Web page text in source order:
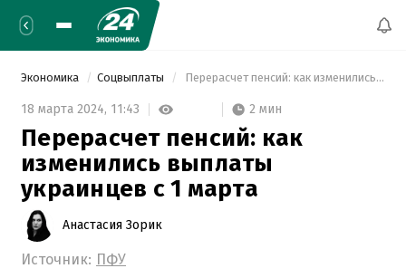
Экономика Соцвыплаты Перерасчет пенсий: как изменились выплаты украинцев с 1 марта
18 марта 2024, 11:43 2 мин
Перерасчет пенсий: как
изменились выплаты
украинцев с 1 марта
Анастасия Зорик
Источник: ПФУ